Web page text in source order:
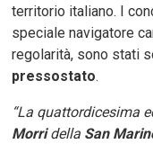
territorio italiano. I
speciale navigatore
regolarità, sono stati
pressostato.
“La quattordicesima
Morridella San